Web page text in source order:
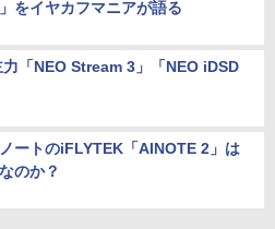
をイヤカフマニアが語る
「NEO Stream 3」「NEO iDSD
ートのiFLYTEK「AINOTE 2」は
のか？